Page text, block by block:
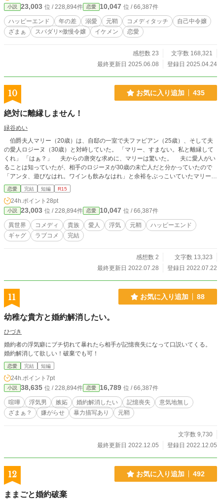
小説 23,003 位 / 228,894件 恋愛 10,047 位 / 66,387件
ハッピーエンド 年の差 溺愛 元鞘 コメディタッチ
自己中令嬢
ざまぁ
スパダリ×傲慢令嬢 イケメン 恋愛
感想数 23
文字数 168,321
最終更新日 2025.06.08
登録日 2025.04.24
10 お気に入り追加 435
絶対に離縁しません！
緑谷めい
伯爵夫人マリー（20歳）は、自邸の一室で夫ファビアン（25歳）、そして夫
の愛人ロジーヌ（30歳）と対峙していた。 「マリー、すまない。私と離縁して
くれ」 「はぁ？」 夫からの唐突な求めに、マリーは驚いた。 夫に愛人がい
ることは知っていたが、相手のロジーヌが30歳の未亡人だと分かっていたので
「アンタ、遊びなはれ。ワインも飲みなはれ」と余裕をぶっこいていたマリー。
まさか自分が離縁を迫られることになるとは……。 ※ 元鞘モノです。苦手な
方は回避してください。全７話完結予定。
恋愛 完結 短編 R15
24h.ポイント 28pt
小説 23,003 位 / 228,894件 恋愛 10,047 位 / 66,387件
異世界 コメディ 貴族 愛人 浮気 元鞘
ハッピーエンド
ギャグ
ラブコメ 完結
感想数 2
文字数 13,323
最終更新日 2022.07.28
登録日 2022.07.22
11 お気に入り追加 88
幼稚な貴方と婚約解消したい。
ひづき
婚約者の浮気癖にブチ切れて暴れたら相手が記憶喪失になって口説いてくる。
婚約解消して欲しい！破棄でも可！
恋愛 完結 短編
24h.ポイント 7pt
小説 38,635 位 / 228,894件 恋愛 16,789 位 / 66,387件
喧嘩 浮気男 嫉妬 婚約解消したい 記憶喪失
意気地無し
ざまぁ？
嫌がらせ 暴力描写あり 元鞘
文字数 9,730
最終更新日 2022.12.05
登録日 2022.12.05
12 お気に入り追加 492
ままごと婚約破棄